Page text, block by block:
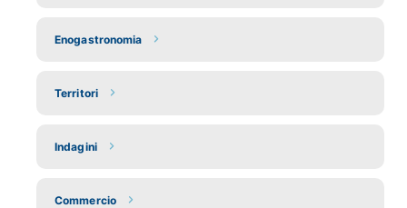
Enogastronomia
Territori
Indagini
Commercio